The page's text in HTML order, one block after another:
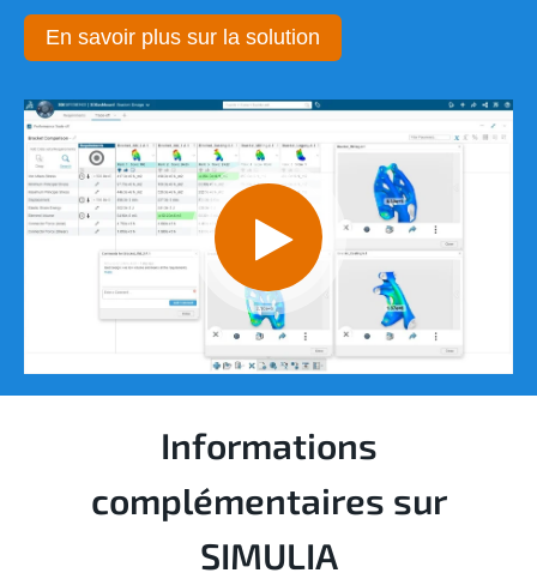
En savoir plus sur la solution
Informations
complémentaires sur
SIMULIA